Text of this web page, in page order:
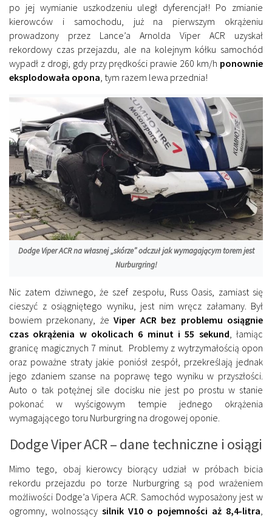
po jej wymianie uszkodzeniu uległ dyferencjał! Po zmianie
kierowców i samochodu, już na pierwszym okrążeniu
prowadzony przez Lance’a Arnolda Viper ACR uzyskał
rekordowy czas przejazdu, ale na kolejnym kółku samochód
wypadł z drogi, gdy przy prędkości prawie 260 km/h ponownie
eksplodowała opona , tym razem lewa przednia!
Dodge Viper ACR na własnej „skórze” odczuł jak wymagającym torem jest
Nurburgring!
Nic zatem dziwnego, że szef zespołu, Russ Oasis, zamiast się
cieszyć z osiągniętego wyniku, jest nim wręcz załamany. Był
bowiem przekonany, żeViper ACR bez problemu osiągnie
czas okrążenia w okolicach 6 minut i 55 sekund, łamiąc
granicę magicznych 7 minut. Problemy z wytrzymałością opon
oraz poważne straty jakie poniósł zespół, przekreślają jednak
jego zdaniem szanse na poprawę tego wyniku w przyszłości.
Auto o tak potężnej sile docisku nie jest po prostu w stanie
pokonać w wyścigowym tempie jednego okrążenia
wymagającego toru Nurburgring na drogowej oponie.
Dodge Viper ACR – dane techniczne i osiągi
Mimo tego, obaj kierowcy biorący udział w próbach bicia
rekordu przejazdu po torze Nurburgring są pod wrażeniem
możliwości Dodge’a Vipera ACR. Samochód wyposażony jest w
ogromny, wolnossący silnik V10 o pojemności aż 8,4-litra,